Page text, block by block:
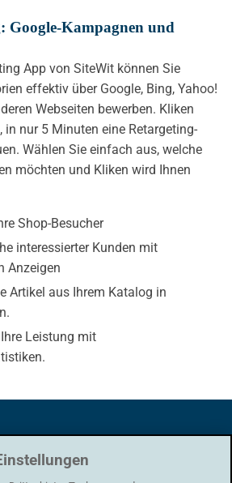
Kampagnen und
App von SiteWit können Sie
effektiv über Google, Bing, Yahoo!
Webseiten bewerben. Kliken
nur 5 Minuten eine Retargeting-
Wählen Sie einfach aus, welche
möchten und Kliken wird Ihnen
Shop-Besucher
interessierter Kunden mit
Anzeigen
Artikel aus Ihrem Katalog in
Leistung mit